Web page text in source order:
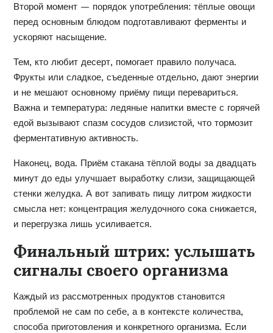
Второй момент — порядок употребления: тёплые овощи
перед основным блюдом подготавливают ферменты и
ускоряют насыщение.
Тем, кто любит десерт, помогает правило получаса.
Фрукты или сладкое, съеденные отдельно, дают энергии
и не мешают основному приёму пищи перевариться.
Важна и температура: ледяные напитки вместе с горячей
едой вызывают спазм сосудов слизистой, что тормозит
ферментативную активность.
Наконец, вода. Приём стакана тёплой воды за двадцать
минут до еды улучшает выработку слизи, защищающей
стенки желудка. А вот запивать пищу литром жидкости
смысла нет: концентрация желудочного сока снижается,
и перегрузка лишь усиливается.
Финальный штрих: услышать
сигналы своего организма
Каждый из рассмотренных продуктов становится
проблемой не сам по себе, а в контексте количества,
способа приготовления и конкретного организма. Если